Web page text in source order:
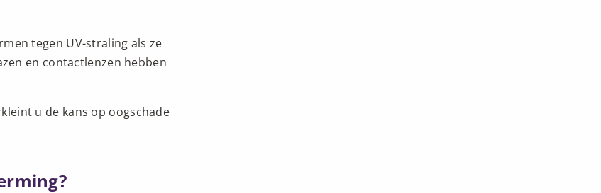
tegen UV-straling als ze
en contactlenzen hebben
u de kans op oogschade